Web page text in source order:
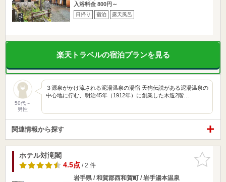
入浴料金 800円～
日帰り 宿泊 露天風呂
楽天トラベルの宿泊プランを見る
50代～
男性
３源泉がかけ流される泥湯温泉の湯宿 天狗伝説がある泥湯温泉の
中心地に佇む、明治45年（1912年）に創業した木造2階…
関連情報から探す
お気に入
りに追加
ホテル対滝閣
4.5点/ 2 件
岩手県 / 和賀郡西和賀町 / 岩手湯本温泉